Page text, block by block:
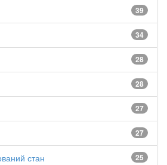
39
34
28
28
27
27
25
стан